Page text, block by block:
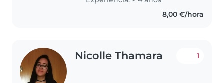
con ellos. Encontrarás a una
persona tranquila, responsable..
8,00 €/hora
Nicolle Thamara 1